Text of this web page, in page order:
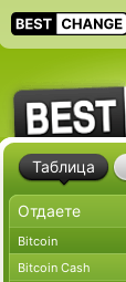
Таблица
Bitcoin
Bitcoin Cash